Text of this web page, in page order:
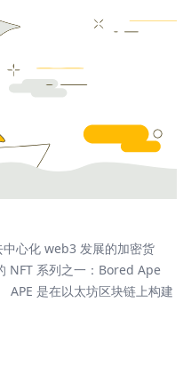
心化 web3 发展的加密货
NFT 系列之一：Bored Ape
APE 是在以太坊区块链上构建